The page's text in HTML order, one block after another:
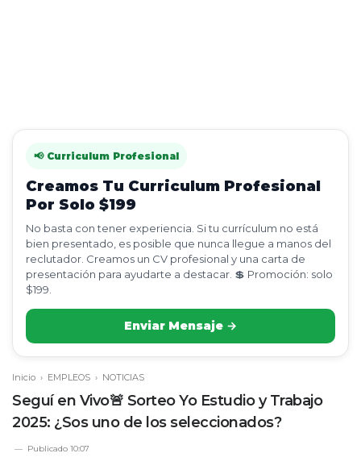
📢 Curriculum Profesional
Creamos Tu Curriculum Profesional
Por Solo $199
No basta con tener experiencia. Si tu currículum no está
bien presentado, es posible que nunca llegue a manos del
reclutador. Creamos un CV profesional y una carta de
presentación para ayudarte a destacar. 💲 Promoción: solo
$199.
Enviar Mensaje →
Inicio › EMPLEOS › NOTICIAS
Seguí en Vivo🚨 Sorteo Yo Estudio y Trabajo
2025: ¿Sos uno de los seleccionados?
Publicado 10:07